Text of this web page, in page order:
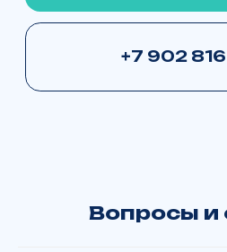
+7 902 816 16 50